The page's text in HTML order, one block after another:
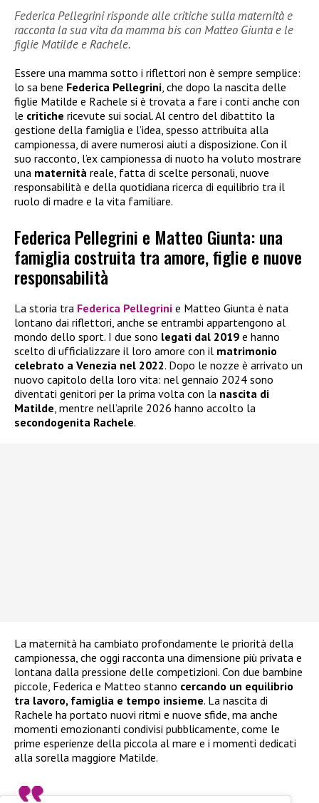
Federica Pellegrini risponde alle critiche sulla maternità e
racconta la sua vita da mamma bis con Matteo Giunta e le
figlie Matilde e Rachele.
Essere una mamma sotto i riflettori non è sempre semplice:
lo sa bene Federica Pellegrini , che dopo la nascita delle
figlie Matilde e Rachele si è trovata a fare i conti anche con
le critiche ricevute sui social. Al centro del dibattito la
gestione della famiglia e l’idea, spesso attribuita alla
campionessa, di avere numerosi aiuti a disposizione. Con il
suo racconto, l’ex campionessa di nuoto ha voluto mostrare
una maternità reale, fatta di scelte personali, nuove
responsabilità e della quotidiana ricerca di equilibrio tra il
ruolo di madre e la vita familiare.
Federica Pellegrini e Matteo Giunta: una
famiglia costruita tra amore, figlie e nuove
responsabilità
La storia tra Federica Pellegrini e Matteo Giunta è nata
lontano dai riflettori, anche se entrambi appartengono al
mondo dello sport. I due sono legati dal 2019 e hanno
scelto di ufficializzare il loro amore con il matrimonio
celebrato a Venezia nel 2022. Dopo le nozze è arrivato un
nuovo capitolo della loro vita: nel gennaio 2024 sono
diventati genitori per la prima volta con la nascita di
Matilde , mentre nell’aprile 2026 hanno accolto la
secondogenita Rachele.
La maternità ha cambiato profondamente le priorità della
campionessa, che oggi racconta una dimensione più privata e
lontana dalla pressione delle competizioni. Con due bambine
piccole, Federica e Matteo stanno cercando un equilibrio
tra lavoro, famiglia e tempo insieme. La nascita di
Rachele ha portato nuovi ritmi e nuove sfide, ma anche
momenti emozionanti condivisi pubblicamente, come le
prime esperienze della piccola al mare e i momenti dedicati
alla sorella maggiore Matilde.